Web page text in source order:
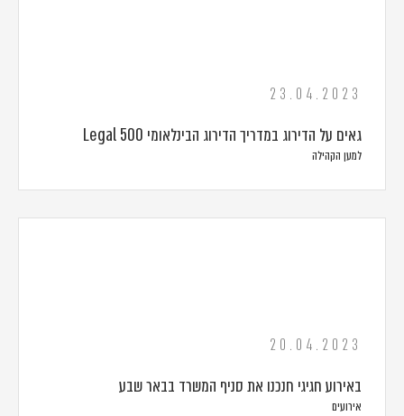
23.04.2023
גאים על הדירוג במדריך הדירוג הבינלאומי Legal 500
למען הקהילה
20.04.2023
באירוע חגיגי חנכנו את סניף המשרד בבאר שבע
אירועים